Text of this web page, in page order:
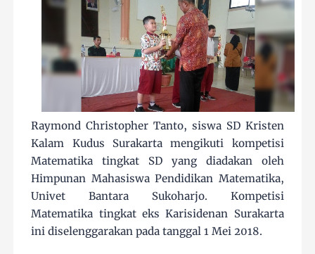
Raymond Christopher Tanto, siswa SD Kristen
Kalam Kudus Surakarta mengikuti kompetisi
Matematika tingkat SD yang diadakan oleh
Himpunan Mahasiswa Pendidikan Matematika,
Univet Bantara Sukoharjo. Kompetisi
Matematika tingkat eks Karisidenan Surakarta
ini diselenggarakan pada tanggal 1 Mei 2018.